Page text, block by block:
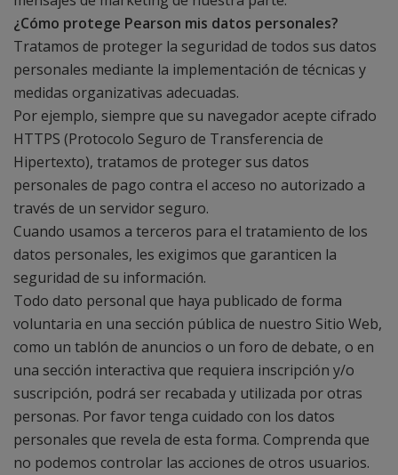
¿Cómo protege Pearson mis datos personales?
Tratamos de proteger la seguridad de todos sus datos
personales mediante la implementación de técnicas y
medidas organizativas adecuadas.
Por ejemplo, siempre que su navegador acepte cifrado
HTTPS (Protocolo Seguro de Transferencia de
Hipertexto), tratamos de proteger sus datos
personales de pago contra el acceso no autorizado a
través de un servidor seguro.
Cuando usamos a terceros para el tratamiento de los
datos personales, les exigimos que garanticen la
seguridad de su información.
Todo dato personal que haya publicado de forma
voluntaria en una sección pública de nuestro Sitio Web,
como un tablón de anuncios o un foro de debate, o en
una sección interactiva que requiera inscripción y/o
suscripción, podrá ser recabada y utilizada por otras
personas. Por favor tenga cuidado con los datos
personales que revela de esta forma. Comprenda que
no podemos controlar las acciones de otros usuarios.